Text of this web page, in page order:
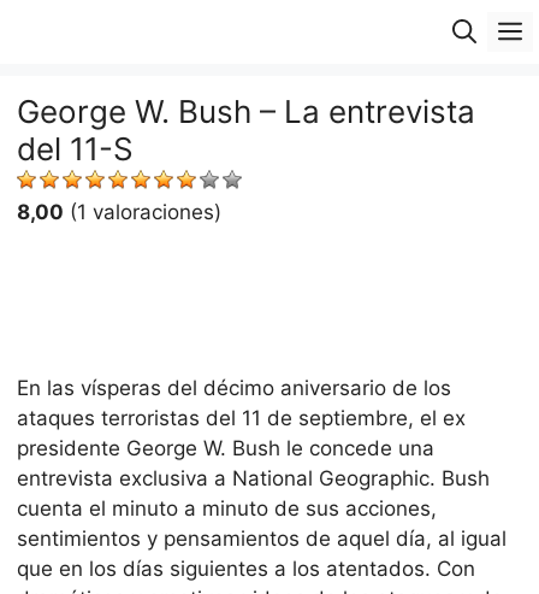
George W. Bush – La entrevista
del 11-S
8,00 (1 valoraciones)
En las vísperas del décimo aniversario de los
ataques terroristas del 11 de septiembre, el ex
presidente George W. Bush le concede una
entrevista exclusiva a National Geographic. Bush
cuenta el minuto a minuto de sus acciones,
sentimientos y pensamientos de aquel día, al igual
que en los días siguientes a los atentados. Con